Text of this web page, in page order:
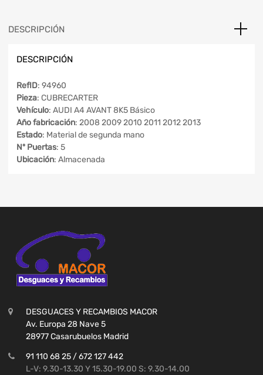
DESCRIPCIÓN
DESCRIPCIÓN
RefID: 94960
Pieza: CUBRECARTER
Vehículo: AUDI A4 AVANT 8K5 Básico
Año fabricación: 2008 2009 2010 2011 2012 2013
Estado: Material de segunda mano
Nº Puertas: 5
Ubicación: Almacenada
DESGUACES Y RECAMBIOS MACOR
Av. Europa 28 Nave 5
28977 Casarubuelos Madrid
91 110 68 25 / 672 127 442
L-V: 9.30-13.30 Y 15.30-19.00 S: 9.30-14.00